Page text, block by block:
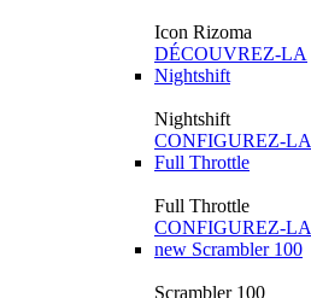
Icon Rizoma
DÉCOUVREZ-LA
Nightshift
Nightshift
CONFIGUREZ-LA
Full Throttle
Full Throttle
CONFIGUREZ-LA
new Scrambler 100
Scrambler 100